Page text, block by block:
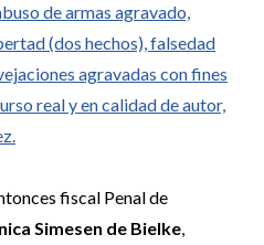
de armas agravado,
(dos hechos), falsedad
agravadas con fines
real y en calidad de autor,
fiscal Penal de
Simesen de Bielke,